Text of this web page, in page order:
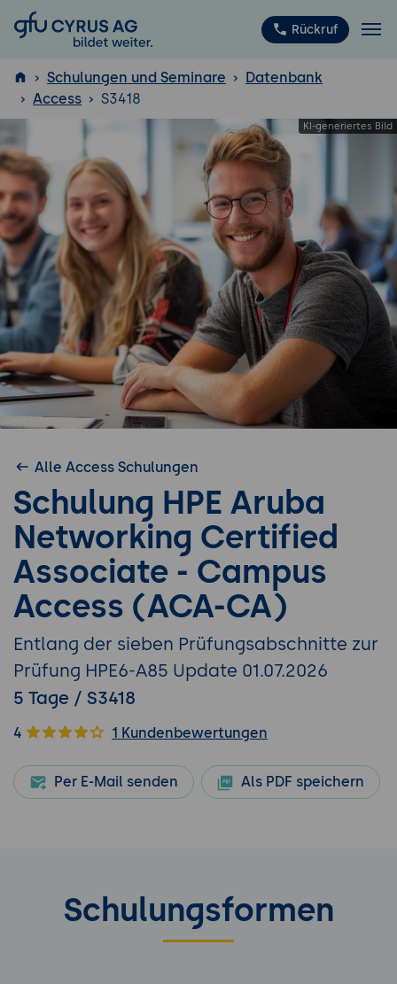
GFU Cyrus AG Rückruf
ISTQB ®
Schulungen und Seminare
Datenbank
Access
S3418
Alle Access Schulungen
Schulung HPE Aruba
Networking Certified
Associate - Campus
Access (ACA-CA)
Entlang der sieben Prüfungsabschnitte zur
Prüfung HPE6-A85 Update 01.07.2026
5 Tage / S3418
4 1 Kundenbewertungen
Per E-Mail senden Als PDF speichern
Schulungsformen